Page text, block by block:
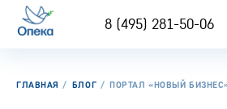
8 (495) 281-50-06
ГЛАВНАЯ БЛОГ ПОРТАЛ «НОВЫЙ